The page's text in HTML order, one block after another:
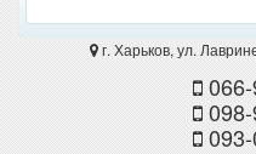
г. Харьков, ул.
066-
098-
093-